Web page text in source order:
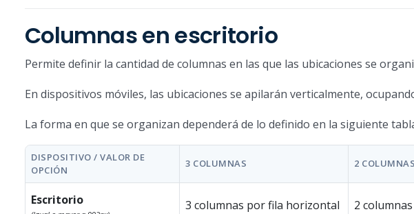
Columnas en escritorio
Permite definir la cantidad de columnas en las que las ubicaciones se
En dispositivos móviles, las ubicaciones se apilarán verticalmente,
La forma en que se organizan dependerá de lo definido en la siguiente
DISPOSITIVO / VALOR DE
OPCIÓN
3 COLUMNAS 2 COLUMNAS
Escritorio 3 columnas por fila horizontal 2